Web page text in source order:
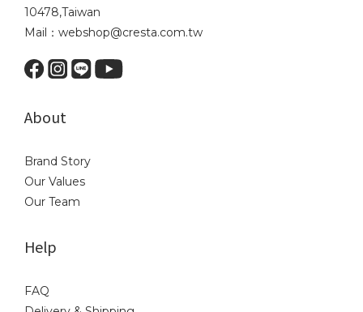
10478,Taiwan
Mail：webshop@cresta.com.tw
About
Brand Story
Our Values
Our Team
Help
FAQ